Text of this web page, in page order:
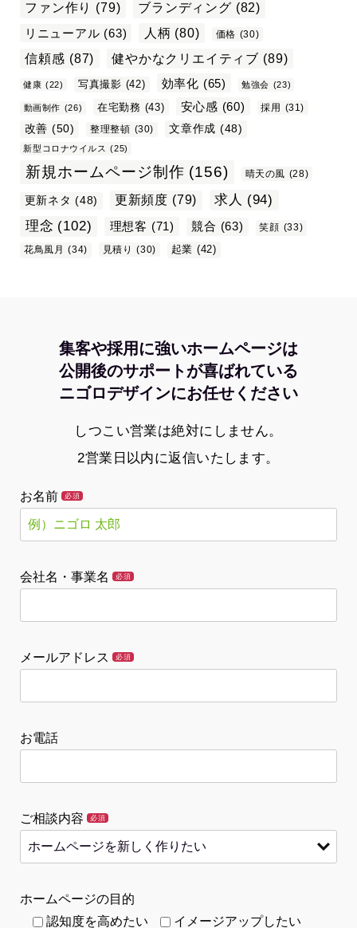
ファン作り (79) ブランディング (82)
リニューアル (63) 人柄 (80) 価格 (30)
信頼感 (87) 健やかなクリエイティブ (89)
健康 (22) 写真撮影 (42) 効率化 (65) 勉強会 (23)
動画制作 (26) 在宅勤務 (43) 安心感 (60) 採用 (31)
改善 (50) 整理整頓 (30) 文章作成 (48)
新型コロナウイルス (25)
新規ホームページ制作 (156) 晴天の風 (28)
更新ネタ (48) 更新頻度 (79) 求人 (94)
理念 (102) 理想客 (71) 競合 (63) 笑顔 (33)
花鳥風月
(34) 見積り (30) 起業 (42)
集客や採用に強いホームページは
公開後のサポートが喜ばれている
ニゴロデザインにお任せください
しつこい営業は絶対にしません。
2営業日以内に返信いたします。
お名前 必須
会社名・事業名 必須
メールアドレス 必須
お電話
ご相談内容 必須
ホームページの目的
認知度を高めたい
イメージアップしたい